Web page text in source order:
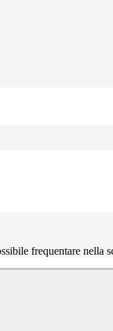
frequentare nella